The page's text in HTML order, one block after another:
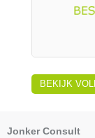
BEKIJK
Jonker Consult